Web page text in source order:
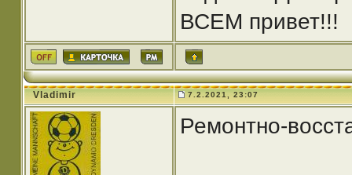
ВСЕМ привет!!!
Vladimir 7.2.2021, 23:07
Ремонтно-